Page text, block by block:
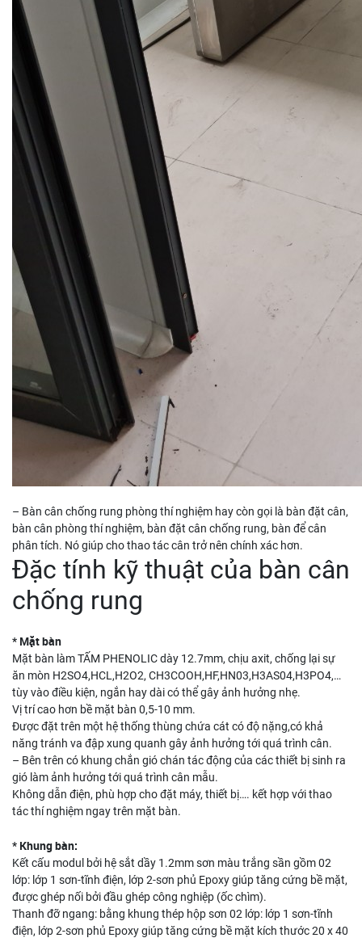
– Bàn cân chống rung phòng thí nghiệm hay còn gọi là bàn đặt cân,
bàn cân phòng thí nghiệm, bàn đặt cân chống rung, bàn để cân
phân tích. Nó giúp cho thao tác cân trở nên chính xác hơn.
Đặc tính kỹ thuật của bàn cân
chống rung
* Mặt bàn
Mặt bàn làm TẤM PHENOLIC dày 12.7mm, chịu axit, chống lại sự
ăn mòn H2SO4,HCL,H2O2, CH3COOH,HF,HN03,H3AS04,H3PO4,…
tùy vào điều kiện, ngắn hay dài có thể gây ảnh hưởng nhẹ.
Vị trí cao hơn bề mặt bàn 0,5-10 mm.
Được đặt trên một hệ thống thùng chứa cát có độ nặng,có khả
năng tránh va đập xung quanh gây ảnh hưởng tới quá trình cân.
– Bên trên có khung chắn gió chán tác động của các thiết bị sinh ra
gió làm ảnh hưởng tới quá trình cân mẫu.
Không dẫn điện, phù hợp cho đặt máy, thiết bị…. kết hợp với thao
tác thí nghiệm ngay trên mặt bàn.
* Khung bàn:
Kết cấu modul bởi hệ sắt dầy 1.2mm sơn màu trắng sần gồm 02
lớp: lớp 1 sơn-tĩnh điện, lớp 2-sơn phủ Epoxy giúp tăng cứng bề mặt,
được ghép nối bởi đầu ghép công nghiệp (ốc chìm).
Thanh đỡ ngang: bằng khung thép hộp sơn 02 lớp: lớp 1 sơn-tĩnh
điện, lớp 2-sơn phủ Epoxy giúp tăng cứng bề mặt kích thước 20 x 40